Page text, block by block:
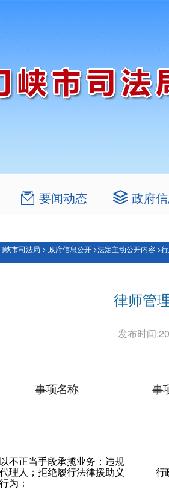
要闻动态 政府
峡市司法局 > 政府信息公开 >法定主动公开内容 >
律师管
发布时间:
事项名称 事
不正当手段承揽业务；违规
理人；拒绝履行法律援助义
为；
行